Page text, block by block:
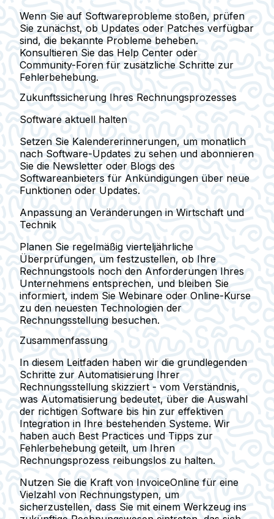
Wenn Sie auf Softwareprobleme stoßen, prüfen
Sie zunächst, ob Updates oder Patches verfügbar
sind, die bekannte Probleme beheben.
Konsultieren Sie das Help Center oder
Community-Foren für zusätzliche Schritte zur
Fehlerbehebung.
Zukunftssicherung Ihres Rechnungsprozesses
Software aktuell halten
Setzen Sie Kalendererinnerungen, um monatlich
nach Software-Updates zu sehen und abonnieren
Sie die Newsletter oder Blogs des
Softwareanbieters für Ankündigungen über neue
Funktionen oder Updates.
Anpassung an Veränderungen in Wirtschaft und
Technik
Planen Sie regelmäßig vierteljährliche
Überprüfungen, um festzustellen, ob Ihre
Rechnungstools noch den Anforderungen Ihres
Unternehmens entsprechen, und bleiben Sie
informiert, indem Sie Webinare oder Online-Kurse
zu den neuesten Technologien der
Rechnungsstellung besuchen.
Zusammenfassung
In diesem Leitfaden haben wir die grundlegenden
Schritte zur Automatisierung Ihrer
Rechnungsstellung skizziert - vom Verständnis,
was Automatisierung bedeutet, über die Auswahl
der richtigen Software bis hin zur effektiven
Integration in Ihre bestehenden Systeme. Wir
haben auch Best Practices und Tipps zur
Fehlerbehebung geteilt, um Ihren
Rechnungsprozess reibungslos zu halten.
Nutzen Sie die Kraft von InvoiceOnline für eine
Vielzahl von Rechnungstypen, um
sicherzustellen, dass Sie mit einem Werkzeug ins